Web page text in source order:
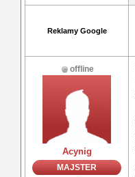
Reklamy Google
offline
Acynig
MAJSTER